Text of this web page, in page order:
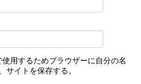
用するためブラウザーに自分の名
サイトを保存する。